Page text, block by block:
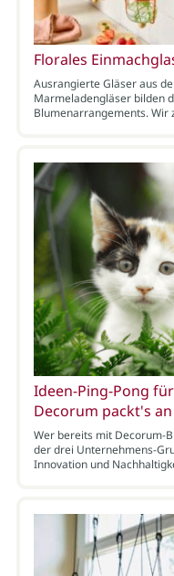
Florales
Ausrangierte Gläser aus
Marmeladengläser bilden
Blumenarrangements. Wir
Ideen-Ping-Pong
Decorum packt's an
Wer bereits mit Decorum-
der drei Unternehmens-
Innovation und